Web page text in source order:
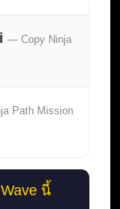
— Copy Ninja
Path Mission
นี้